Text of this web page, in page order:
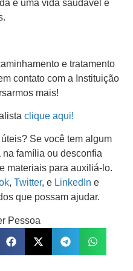
e uma vida saudável e
e tratamento
contato com a Instituição
mais!
clique aqui!
Se você tem algum
família ou desconfia
materiais para auxiliá-lo.
, Twitter, e LinkedIn e
que possam ajudar.
Pessoa